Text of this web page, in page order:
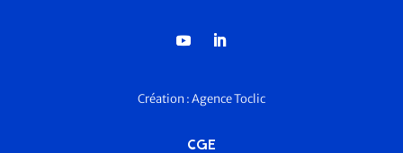
Création :Agence Toclic
CGE